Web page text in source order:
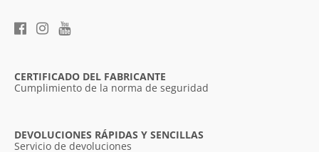
CERTIFICADO DEL FABRICANTE
Cumplimiento de la norma de seguridad
DEVOLUCIONES RÁPIDAS Y SENCILLAS
Servicio de devoluciones
Wir verwenden Cookies, um die
Benutzerfreundlichkeit unserer Website zu
Verwendung von Cookies gemäß unserer